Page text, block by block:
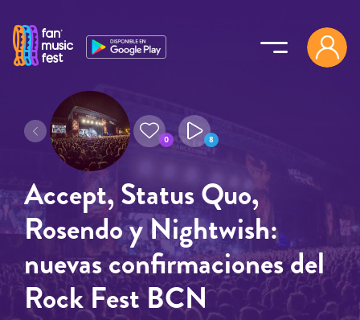
0 8
Accept, Status Quo,
Rosendo y Nightwish:
nuevas confirmaciones del
Rock Fest BCN